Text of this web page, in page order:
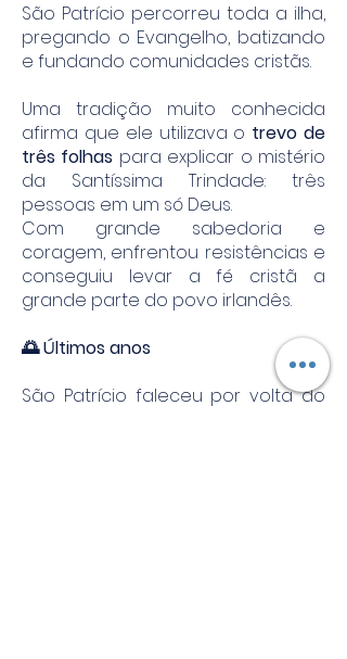
São Patrício percorreu toda a ilha,
pregando o Evangelho, batizando
e fundando comunidades cristãs.
Uma tradição muito conhecida
afirma que ele utilizava o trevo de
três folhas para explicar o mistério
da Santíssima Trindade: três
pessoas em um só Deus.
Com grande sabedoria e
coragem, enfrentou resistências e
conseguiu levar a fé cristã a
grande parte do povo irlandês.
🌅 Últimos anos
São Patrício faleceu por volta do